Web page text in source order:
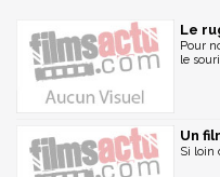
Le
Pour
le
Un
Si loin